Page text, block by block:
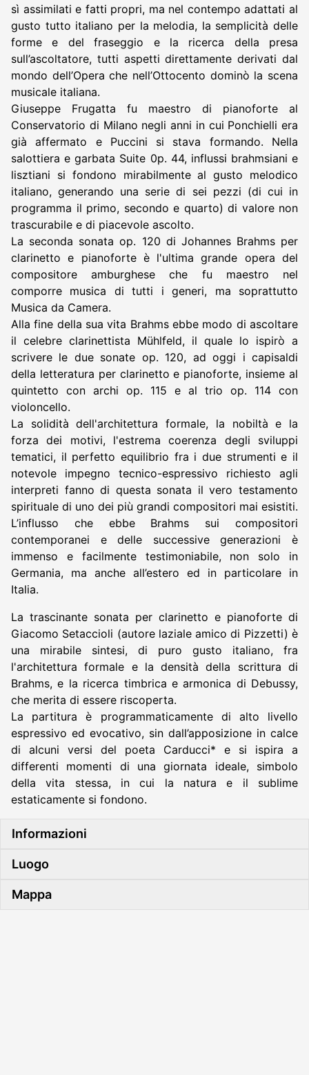
sì assimilati e fatti propri, ma nel contempo adattati al
gusto tutto italiano per la melodia, la semplicità delle
forme e del fraseggio e la ricerca della presa
sull’ascoltatore, tutti aspetti direttamente derivati dal
mondo dell’Opera che nell’Ottocento dominò la scena
musicale italiana.
Giuseppe Frugatta fu maestro di pianoforte al
Conservatorio di Milano negli anni in cui Ponchielli era
già affermato e Puccini si stava formando. Nella
salottiera e garbata Suite 0p. 44, influssi brahmsiani e
lisztiani si fondono mirabilmente al gusto melodico
italiano, generando una serie di sei pezzi (di cui in
programma il primo, secondo e quarto) di valore non
trascurabile e di piacevole ascolto.
La seconda sonata op. 120 di Johannes Brahms per
clarinetto e pianoforte è l'ultima grande opera del
compositore amburghese che fu maestro nel
comporre musica di tutti i generi, ma soprattutto
Musica da Camera.
Alla fine della sua vita Brahms ebbe modo di ascoltare
il celebre clarinettista Mühlfeld, il quale lo ispirò a
scrivere le due sonate op. 120, ad oggi i capisaldi
della letteratura per clarinetto e pianoforte, insieme al
quintetto con archi op. 115 e al trio op. 114 con
violoncello.
La solidità dell'architettura formale, la nobiltà e la
forza dei motivi, l'estrema coerenza degli sviluppi
tematici, il perfetto equilibrio fra i due strumenti e il
notevole impegno tecnico-espressivo richiesto agli
interpreti fanno di questa sonata il vero testamento
spirituale di uno dei più grandi compositori mai esistiti.
L’influsso che ebbe Brahms sui compositori
contemporanei e delle successive generazioni è
immenso e facilmente testimoniabile, non solo in
Germania, ma anche all’estero ed in particolare in
Italia.
La trascinante sonata per clarinetto e pianoforte di
Giacomo Setaccioli (autore laziale amico di Pizzetti) è
una mirabile sintesi, di puro gusto italiano, fra
l'architettura formale e la densità della scrittura di
Brahms, e la ricerca timbrica e armonica di Debussy,
che merita di essere riscoperta.
La partitura è programmaticamente di alto livello
espressivo ed evocativo, sin dall’apposizione in calce
di alcuni versi del poeta Carducci* e si ispira a
differenti momenti di una giornata ideale, simbolo
della vita stessa, in cui la natura e il sublime
estaticamente si fondono.
Informazioni
Luogo
Mappa